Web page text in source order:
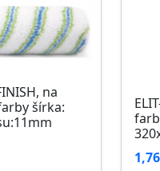
na
šírka: